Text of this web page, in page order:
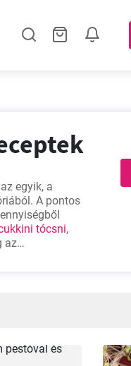
egyik, a
A pontos
tócsni,
az